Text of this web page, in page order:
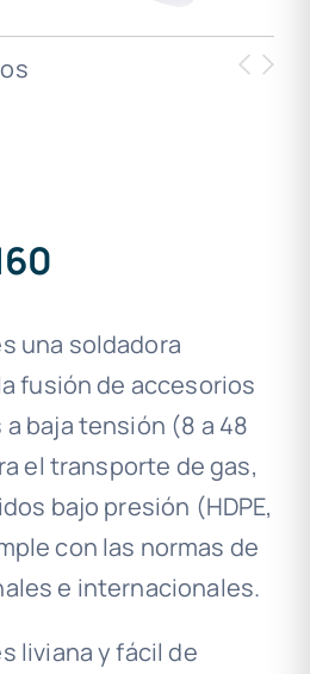
una soldadora
fusión de accesorios
baja tensión (8 a 48
el transporte de gas,
bajo presión (HDPE,
con las normas de
e internacionales.
liviana y fácil de